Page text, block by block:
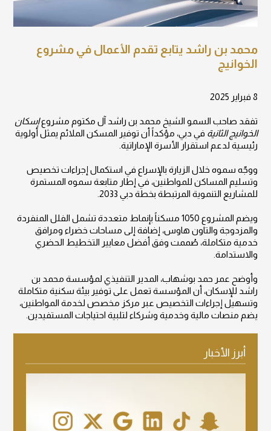
محمد بن راشد يتابع تقدم الأعمال في مشروع
الخوانيج
8 فبراير 2025
تفقد صاحب السمو الشيخ محمد بن راشد آل مكتوم مشروعإسكان
الخوانيج الثانية في دبي، مؤكداً أن توفير المسكن الملائم يمثل أولوية
رئيسية لدعم استقرار الأسرة الإماراتية.
ووجّه سموه خلال الزيارة بالإسراع في استكمال إجراءات تخصيص
وتسليم المساكن للمواطنين، في إطار متابعة سموه المستمرة
للمشاريع التنموية المرتبطة بخطة دبي 2033.
ويضم المشروع 1050 مسكناً بإنماط متعددة تشمل الفلل المنفردة
والمزدوجة والتاون هاوس، إضافة إلى مساحات خضراء ومرافق
خدمية متكاملة، صُممت وفق أفضل معايير التخطيط الحضري
والاستدامة.
وأوضح عمر حمد بوشهاب، المدير التنفيذي لمؤسسة محمد بن
راشد للإسكان، أن المؤسسة تعمل على توفير بيئة سكنية متكاملة
وتسهيل إجراءات التخصيص عبر مركز مخصص لخدمة المواطنين،
يضم منصات مالية وخدمية وشركاء لتلبية احتياجات المستفيدين.
أبرز الأخبار